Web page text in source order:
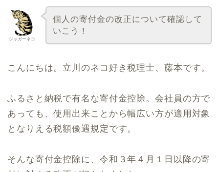
ジャガーネコ
個人の寄付金の改正について確認して
いこう！
こんにちは。立川のネコ好き税理士、藤本です。
ふるさと納税で有名な寄付金控除。会社員の方で
あっても、使用出来ことから幅広い方が適用対象
となりえる税額優遇規定です。
そんな寄付金控除に、令和３年４月１日以降の寄